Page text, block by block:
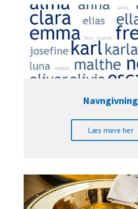
Navngivning
Læs mere her